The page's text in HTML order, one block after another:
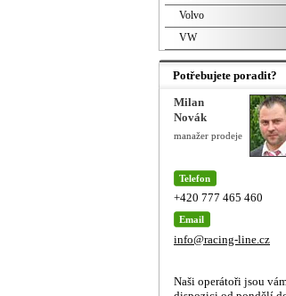
Volvo
VW
Potřebujete poradit?
Milan
Novák
manažer prodeje
Telefon
+420 777 465 460
Email
info@racing-line.cz
Naši operátoři jsou